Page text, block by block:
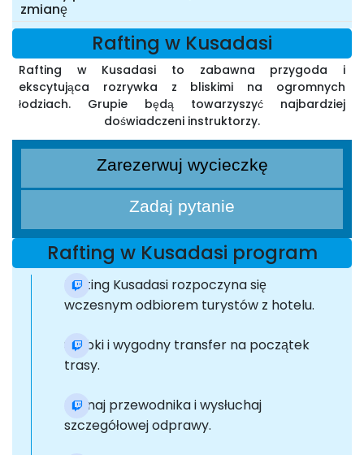
zmianę
Rafting w Kusadasi
Rafting w Kusadasi to zabawna przygoda i
ekscytująca rozrywka z bliskimi na ogromnych
łodziach. Grupie będą towarzyszyć najbardziej
doświadczeni instruktorzy.
Zarezerwuj wycieczkę
Zadaj pytanie
Rafting w Kusadasi program
Rafting Kusadasi rozpoczyna się
wczesnym odbiorem turystów z hotelu.
Szybki i wygodny transfer na początek
trasy.
Poznaj przewodnika i wysłuchaj
szczegółowej odprawy.